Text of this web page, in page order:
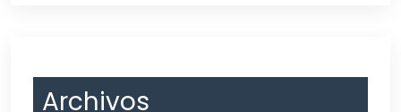
Archivos